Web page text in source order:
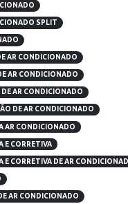
SPLIT
AR CONDICIONADO
AR CONDICIONADO
AR CONDICIONADO
DE AR CONDICIONADO
AR CONDICIONADO
E CORRETIVA
E CORRETIVA DE AR
AR CONDICIONADO